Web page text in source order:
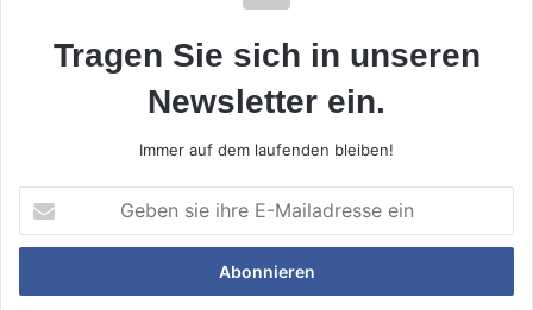
Tragen Sie sich in unseren
Newsletter ein.
Immer auf dem laufenden bleiben!
sie
ihre
Mailadresse